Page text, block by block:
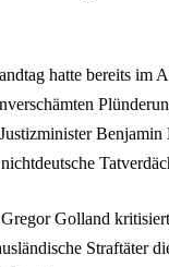
hatte bereits im
Golland
Straftäter